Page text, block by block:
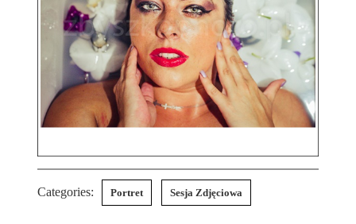
Categories: Portret Sesja Zdjęciowa